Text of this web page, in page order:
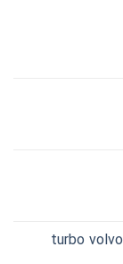
توربو شارژر ولوو اف هاش 500 | turbo volvo